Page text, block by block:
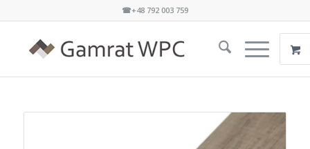
☎+48 792 003 759